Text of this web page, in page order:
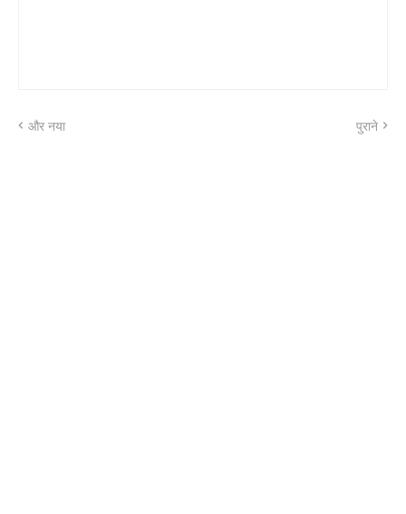
और नया पुराने